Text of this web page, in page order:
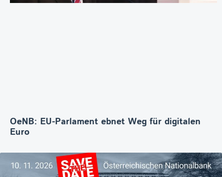
OeNB: EU-Parlament ebnet Weg für digitalen
Euro